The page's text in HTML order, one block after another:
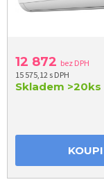
12 872 bez DPH
15 575,12 s DPH
Skladem >20ks